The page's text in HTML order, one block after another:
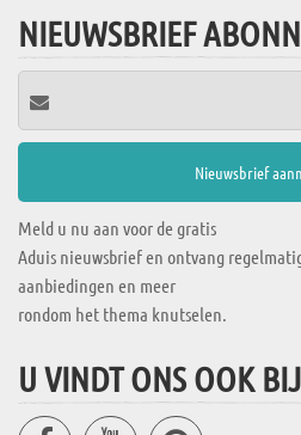
NIEUWSBRIEF
Meld u nu aan voor de gratis
Aduis nieuwsbrief en ontvang
aanbiedingen en meer
rondom het thema knutselen.
U VINDT ONS OOK BIJ